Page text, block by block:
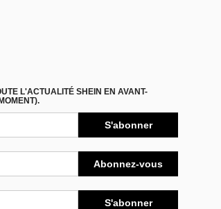
L'ACTUALITÉ SHEIN EN AVANT-
S'abonner
Abonnez-vous
S'abonner